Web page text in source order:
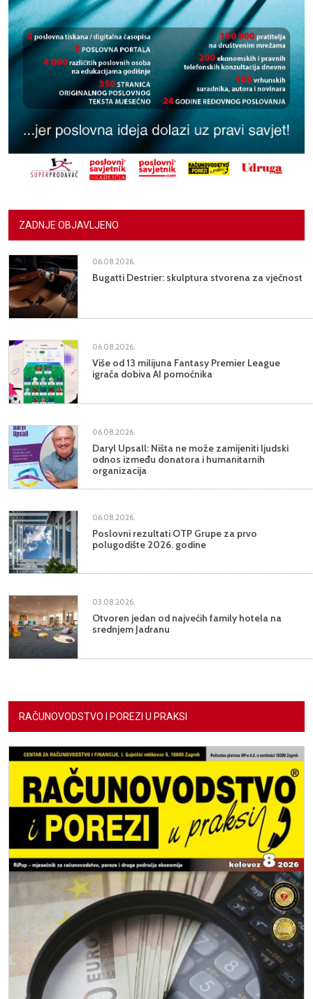
ZADNJE OBJAVLJENO
06.08.2026.
Bugatti Destrier: skulptura stvorena za vječnost
06.08.2026.
Više od 13 milijuna Fantasy Premier League
igrača dobiva AI pomoćnika
06.08.2026.
Daryl Upsall: Ništa ne može zamijeniti ljudski
odnos između donatora i humanitarnih
organizacija
06.08.2026.
Poslovni rezultati OTP Grupe za prvo
polugodište 2026. godine
03.08.2026.
Otvoren jedan od najvećih family hotela na
srednjem Jadranu
RAČUNOVODSTVO I POREZI U PRAKSI